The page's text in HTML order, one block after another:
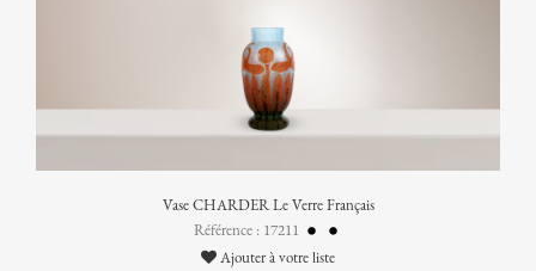
Vase CHARDER Le Verre Français
Référence : 17211
Ajouter à votre liste